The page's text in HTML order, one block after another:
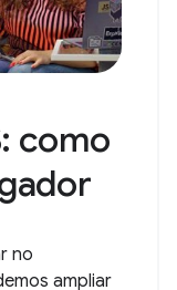
como
no
ampliar